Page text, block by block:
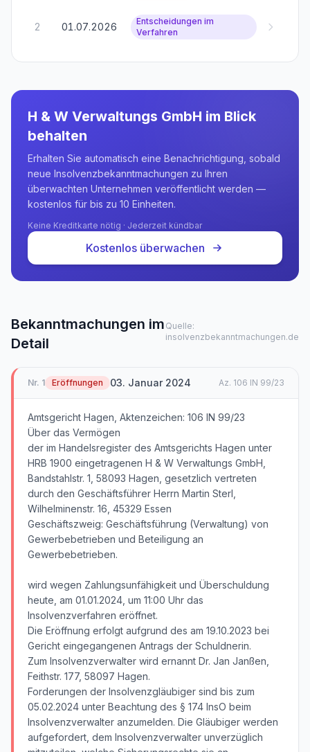
2 01.07.2026
Entscheidungen im
Verfahren
H & W Verwaltungs GmbH im Blick
behalten
Erhalten Sie automatisch eine Benachrichtigung, sobald
neue Insolvenzbekanntmachungen zu Ihren
überwachten Unternehmen veröffentlicht werden —
kostenlos für bis zu 10 Einheiten.
Keine Kreditkarte nötig · Jederzeit kündbar
Kostenlos überwachen
Bekanntmachungen im
Detail
Quelle:
insolvenzbekanntmachungen.de
Nr. 1 Eröffnungen 03. Januar 2024 Az. 106 IN 99/23
Amtsgericht Hagen, Aktenzeichen: 106 IN 99/23
Über das Vermögen
der im Handelsregister des Amtsgerichts Hagen unter
HRB 1900 eingetragenen H & W Verwaltungs GmbH,
Bandstahlstr. 1, 58093 Hagen, gesetzlich vertreten
durch den Geschäftsführer Herrn Martin Sterl,
Wilhelminenstr. 16, 45329 Essen
Geschäftszweig: Geschäftsführung (Verwaltung) von
Gewerbebetrieben und Beteiligung an
Gewerbebetrieben.
wird wegen Zahlungsunfähigkeit und Überschuldung
heute, am 01.01.2024, um 11:00 Uhr das
Insolvenzverfahren eröffnet.
Die Eröffnung erfolgt aufgrund des am 19.10.2023 bei
Gericht eingegangenen Antrags der Schuldnerin.
Zum Insolvenzverwalter wird ernannt Dr. Jan Janßen,
Feithstr. 177, 58097 Hagen.
Forderungen der Insolvenzgläubiger sind bis zum
05.02.2024 unter Beachtung des § 174 InsO beim
Insolvenzverwalter anzumelden. Die Gläubiger werden
aufgefordert, dem Insolvenzverwalter unverzüglich